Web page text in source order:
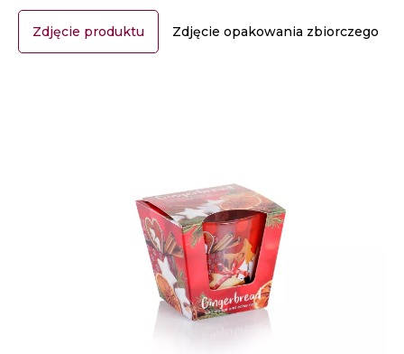
Zdjęcie produktu Zdjęcie opakowania zbiorczego